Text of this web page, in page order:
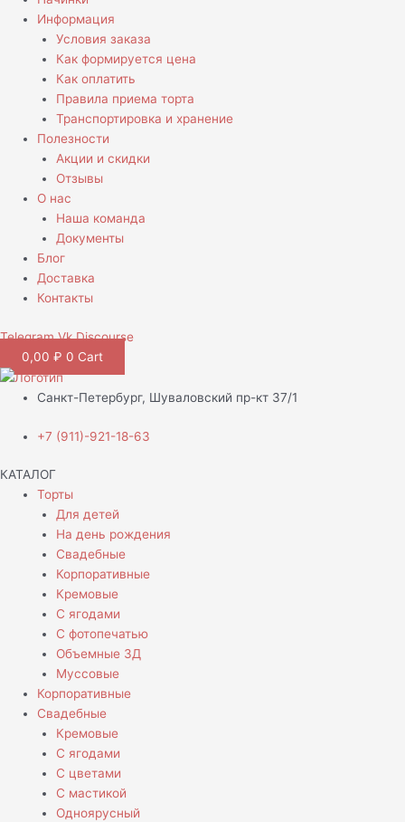
Информация
Условия заказа
Как формируется цена
Как оплатить
Правила приема торта
Транспортировка и хранение
Полезности
Акции и скидки
Отзывы
О нас
Наша команда
Документы
Блог
Доставка
Контакты
Telegram Vk Discourse
0,00 ₽ 0 Cart
Санкт-Петербург, Шуваловский пр-кт 37/1
+7 (911)-921-18-63
КАТАЛОГ
Торты
Для детей
На день рождения
Свадебные
Корпоративные
Кремовые
С ягодами
С фотопечатью
Объемные 3Д
Муссовые
Корпоративные
Свадебные
Кремовые
С ягодами
С цветами
С мастикой
Одноярусный